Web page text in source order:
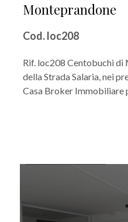
Monteprandone
Cod. loc208
Rif. loc208 Centobuchi di
della Strada Salaria, nei
Casa Broker Immobiliare